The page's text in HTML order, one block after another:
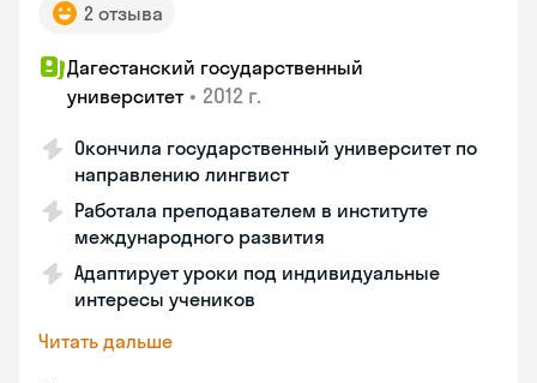
2 отзыва
Дагестанский государственный
университет • 2012 г.
Окончила государственный университет по
направлению лингвист
Работала преподавателем в институте
международного развития
Адаптирует уроки под индивидуальные
интересы учеников
Читать дальше